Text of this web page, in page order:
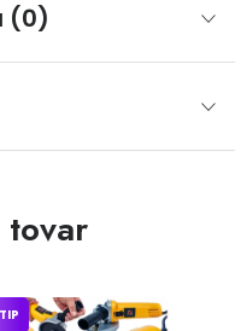
(0)
tovar
TIP